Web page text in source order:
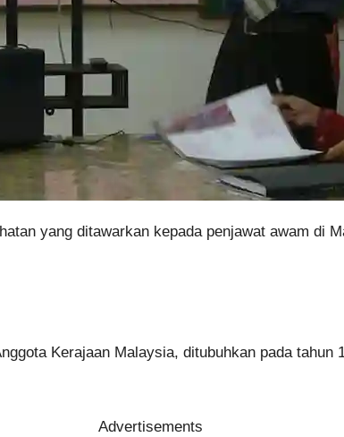
yang ditawarkan kepada penjawat awam di
Kerajaan Malaysia, ditubuhkan pada
Advertisements